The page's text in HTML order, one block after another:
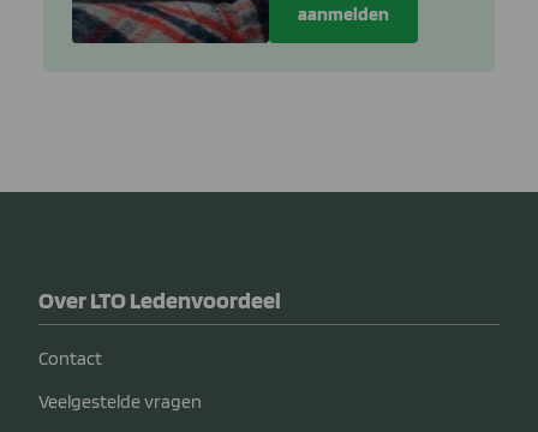
Over LTO Ledenvoordeel
Contact
Veelgestelde vragen